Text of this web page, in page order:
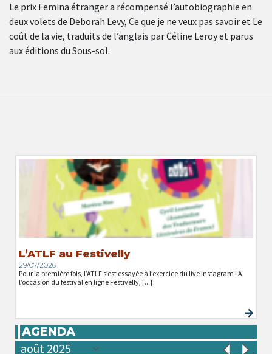
Le prix Femina étranger a récompensé l’autobiographie en
deux volets de Deborah Levy, Ce que je ne veux pas savoir et Le
coût de la vie, traduits de l’anglais par Céline Leroy et parus
aux éditions du Sous-sol.
L’ATLF au Festivelly
29/07/2026
Pour la première fois, l’ATLF s’est essayée à l’exercice du live Instagram ! A
l’occasion du festival en ligne Festivelly, [...]
AGENDA